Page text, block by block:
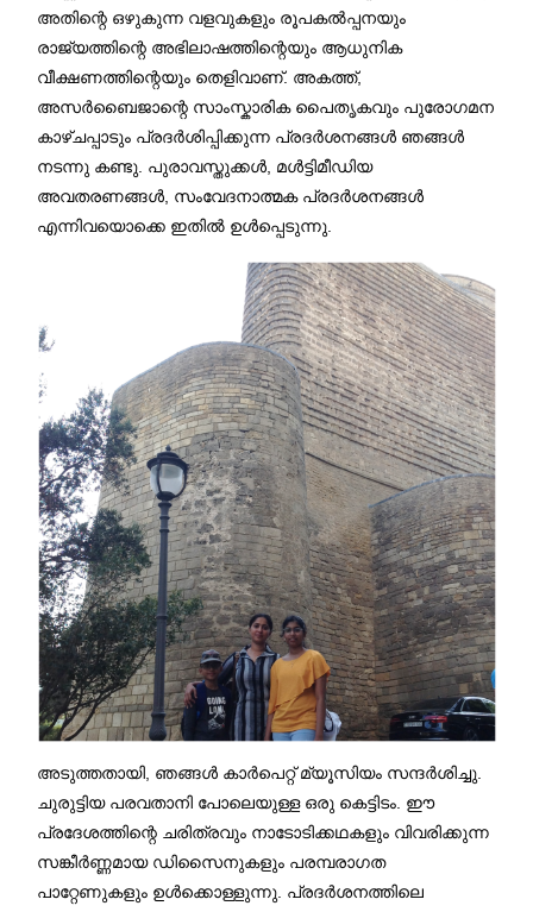
അതിന്റെ ഒഴുകുന്ന വളവുകളും രൂപകൽപ്പനയും
രാജ്യത്തിന്റെ അഭിലാഷത്തിന്റെയും ആധുനിക
വീക്ഷണത്തിന്റെയും തെളിവാണ്. അകത്ത്,
അസർബൈജാന്റെ സാംസ്കാരിക പൈതൃകവും പുരോഗമന
കാഴ്ചപ്പാടും പ്രദർശിപ്പിക്കുന്ന പ്രദർശനങ്ങൾ ഞങ്ങൾ
നടന്നു കണ്ടു. പുരാവസ്തുക്കൾ, മൾട്ടിമീഡിയ
അവതരണങ്ങൾ, സംവേദനാത്മക പ്രദർശനങ്ങൾ
എന്നിവയൊക്കെ ഇതിൽ ഉൾപ്പെടുന്നു.
അടുത്തതായി, ഞങ്ങൾ കാർപെറ്റ് മ്യൂസിയം സന്ദർശിച്ചു.
ചുരുട്ടിയ പരവതാനി പോലെയുള്ള ഒരു കെട്ടിടം. ഈ
പ്രദേശത്തിന്റെ ചരിത്രവും നാടോടിക്കഥകളും വിവരിക്കുന്ന
സങ്കീർണ്ണമായ ഡിസൈനുകളും പരമ്പരാഗത
പാറ്റേണുകളും ഉൾക്കൊള്ളുന്നു. പ്രദർശനത്തിലെ